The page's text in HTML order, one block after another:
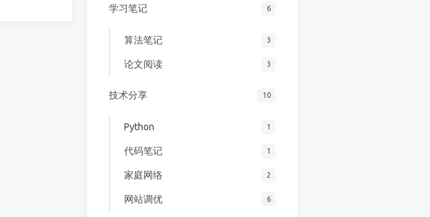
学习笔记 6
算法笔记 3
论文阅读 3
技术分享 10
Python 1
代码笔记 1
家庭网络 2
网站调优 6